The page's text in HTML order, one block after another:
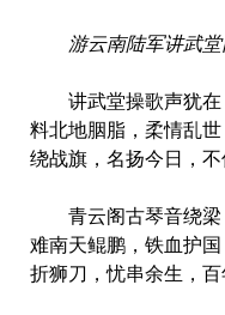
游云南陆军讲武堂
讲武堂操歌声犹在
料北地胭脂，柔情乱
绕战旗，名扬今日，
青云阁古琴音绕梁
难南天鲲鹏，铁血护
折狮刀，忧串余生，